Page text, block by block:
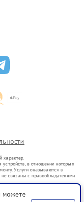
характер.
в отношении которых
Услуги оказываются в
связаны с правообладателями
оборот в соответствии
услуг или введения
можете